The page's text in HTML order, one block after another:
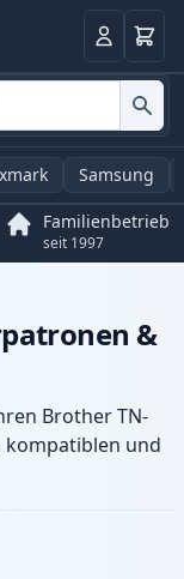
Anmelden
Samsung
Familienbetrieb
seit 1997
&
Brother TN-
kompatiblen und